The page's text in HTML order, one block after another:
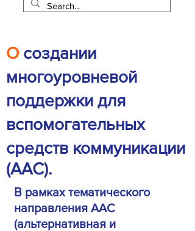
О создании
многоуровневой
поддержки для
вспомогательных
средств коммуникации
(AAC).
В рамках тематического
направления AAC
(альтернативная и